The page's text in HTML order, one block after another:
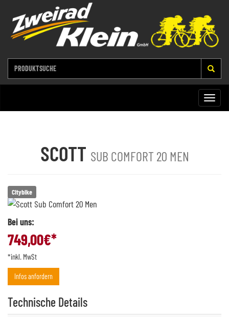
Toggle
SCOTT SUB COMFORT 20 MEN
Citybike
Bei uns:
749,00€*
*inkl. MwSt
Infos anfordern
Technische Details